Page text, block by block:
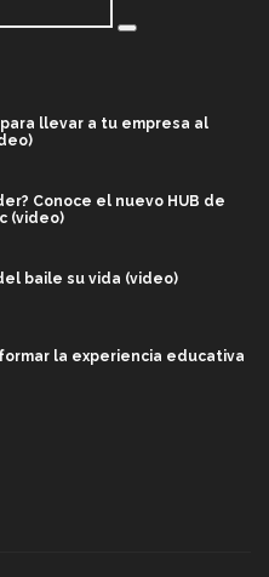
llevar a tu empresa al
Conoce el nuevo HUB de
(video)
baile su vida (video)
la experiencia educativa